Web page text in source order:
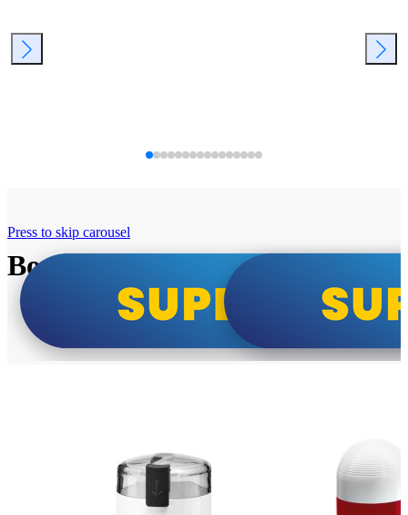
Bosch super cene
Press to skip carousel